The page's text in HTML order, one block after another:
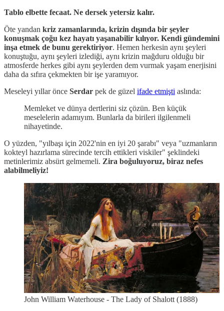
Tablo elbette fecaat. Ne dersek yetersiz kalır.
Öte yandan kriz zamanlarında, krizin dışında bir şeyler
konuşmak çoğu kez hayatı yaşanabilir kılıyor. Kendi gündemini
inşa etmek de bunu gerektiriyor. Hemen herkesin aynı şeyleri
konuştuğu, aynı şeyleri izlediği, aynı krizin mağduru olduğu bir
atmosferde herkes gibi aynı şeylerden dem vurmak yaşam enerjisini
daha da sıfıra çekmekten bir işe yaramıyor.
Meseleyi yıllar önce Serdar pek de güzel ifade etmişti aslında:
Memleket ve dünya dertlerini siz çözün. Ben küçük
meselelerin adamıyım. Bunlarla da birileri ilgilenmeli
nihayetinde.
O yüzden, "yılbaşı için 2022'nin en iyi 20 şarabı" veya "uzmanların
kokteyl hazırlama sürecinde tercih ettikleri viskiler" şeklindeki
metinlerimiz absürt gelmemeli. Zira boğuluyoruz, biraz nefes
alabilmeliyiz!
John William Waterhouse - The Lady of Shalott (1888)